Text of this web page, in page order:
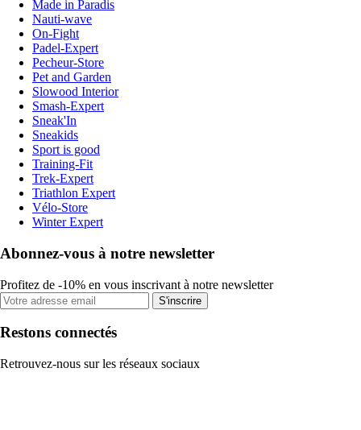
Made in Paradis
Nauti-wave
On-Fight
Padel-Expert
Pecheur-Store
Pet and Garden
Slowood Interior
Smash-Expert
Sneak'In
Sneakids
Sport is good
Training-Fit
Trek-Expert
Triathlon Expert
Vélo-Store
Winter Expert
Abonnez-vous à notre newsletter
Profitez de -10% en vous inscrivant à notre newsletter
S'inscrire
Restons connectés
Retrouvez-nous sur les réseaux sociaux